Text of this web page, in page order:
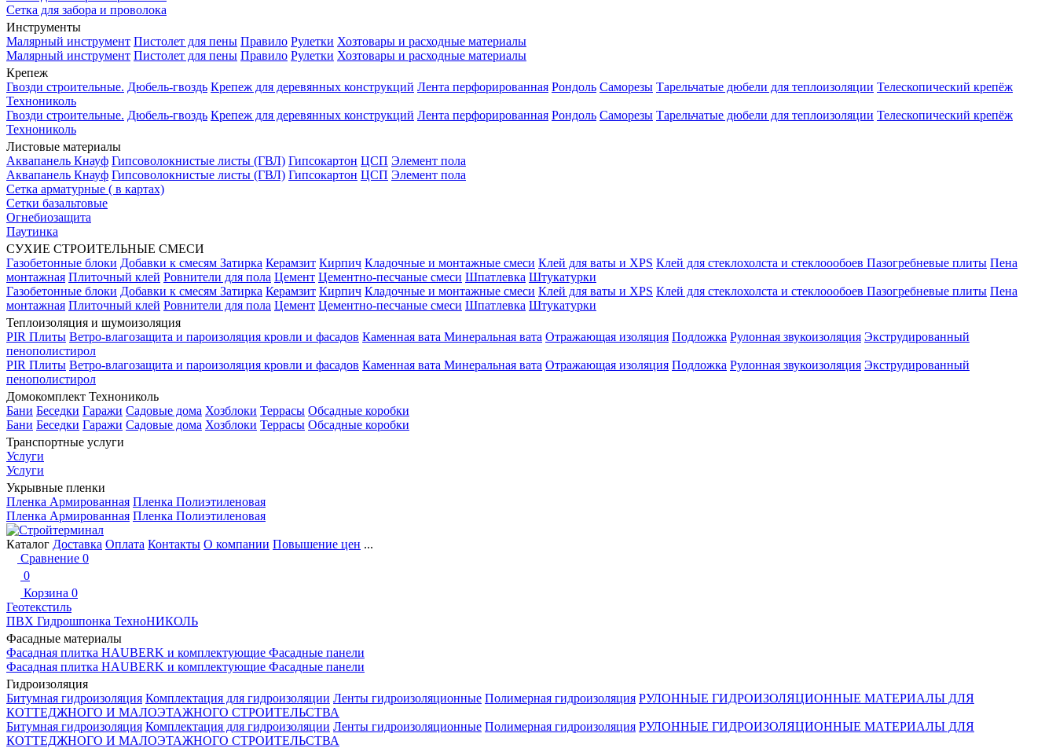
Сетка для забора и проволока
Инструменты
Малярный инструмент Пистолет для пены Правило Рулетки Хозтовары и расходные материалы
Малярный инструмент Пистолет для пены Правило Рулетки Хозтовары и расходные материалы
Крепеж
Гвозди строительные. Дюбель-гвоздь Крепеж для деревянных конструкций Лента перфорированная Рондоль Саморезы Тарельчатые дюбели для теплоизоляции Телескопический крепёж
Технониколь
Гвозди строительные. Дюбель-гвоздь Крепеж для деревянных конструкций Лента перфорированная Рондоль Саморезы Тарельчатые дюбели для теплоизоляции Телескопический крепёж
Технониколь
Листовые материалы
Аквапанель Кнауф Гипсоволокнистые листы (ГВЛ) Гипсокартон ЦСП Элемент пола
Аквапанель Кнауф Гипсоволокнистые листы (ГВЛ) Гипсокартон ЦСП Элемент пола
Сетка арматурные ( в картах)
Сетки базальтовые
Огнебиозащита
Паутинка
СУХИЕ СТРОИТЕЛЬНЫЕ СМЕСИ
Газобетонные блоки Добавки к смесям Затирка Керамзит Кирпич Кладочные и монтажные смеси Клей для ваты и XPS Клей для стеклохолста и стеклоообоев Пазогребневые плиты Пена
монтажная Плиточный клей Ровнители для пола Цемент Цементно-песчаные смеси Шпатлевка Штукатурки
Газобетонные блоки Добавки к смесям Затирка Керамзит Кирпич Кладочные и монтажные смеси Клей для ваты и XPS Клей для стеклохолста и стеклоообоев Пазогребневые плиты Пена
монтажная Плиточный клей Ровнители для пола Цемент Цементно-песчаные смеси Шпатлевка Штукатурки
Теплоизоляция и шумоизоляция
PIR Плиты Ветро-влагозащита и пароизоляция кровли и фасадов Каменная вата Минеральная вата Отражающая изоляция Подложка Рулонная звукоизоляция Экструдированный
пенополистирол
PIR Плиты Ветро-влагозащита и пароизоляция кровли и фасадов Каменная вата Минеральная вата Отражающая изоляция Подложка Рулонная звукоизоляция Экструдированный
пенополистирол
Домокомплект Технониколь
Бани Беседки Гаражи Садовые дома Хозблоки Террасы Обсадные коробки
Бани Беседки Гаражи Садовые дома Хозблоки Террасы Обсадные коробки
Транспортные услуги
Услуги
Услуги
Укрывные пленки
Пленка Армированная Пленка Полиэтиленовая
Пленка Армированная Пленка Полиэтиленовая
Каталог Доставка Оплата Контакты О компании Повышение цен ...
Сравнение 0
0
Корзина 0
Геотекстиль
ПВХ Гидрошпонка ТехноНИКОЛЬ
Фасадные материалы
Фасадная плитка HAUBERK и комплектующие Фасадные панели
Фасадная плитка HAUBERK и комплектующие Фасадные панели
Гидроизоляция
Битумная гидроизоляция Комплектация для гидроизоляции Ленты гидроизоляционные Полимерная гидроизоляция РУЛОННЫЕ ГИДРОИЗОЛЯЦИОННЫЕ МАТЕРИАЛЫ ДЛЯ
КОТТЕДЖНОГО И МАЛОЭТАЖНОГО СТРОИТЕЛЬСТВА
Битумная гидроизоляция Комплектация для гидроизоляции Ленты гидроизоляционные Полимерная гидроизоляция РУЛОННЫЕ ГИДРОИЗОЛЯЦИОННЫЕ МАТЕРИАЛЫ ДЛЯ
КОТТЕДЖНОГО И МАЛОЭТАЖНОГО СТРОИТЕЛЬСТВА